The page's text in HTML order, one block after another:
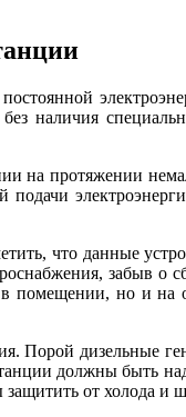
наличия
на протяжении
подачи
что данные
забыв о
помещении, но и на
Порой дизельные
должны быть
защитить от холода и